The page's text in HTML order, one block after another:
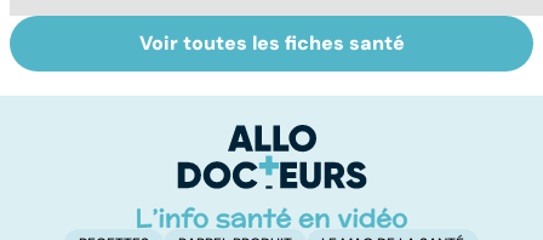
Tout savoir sur
nos excréments
Douleurs de
l'anus : oser en
Voir toutes les fiches santé